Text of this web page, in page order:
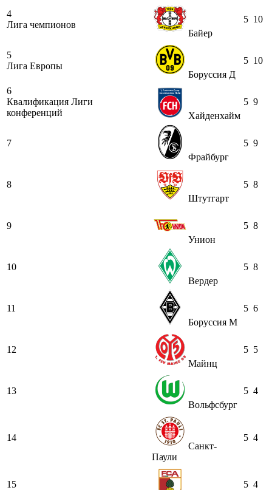
4
Лига чемпионов
Байер
5 10
5
Лига Европы
Боруссия Д
5 10
6
Квалификация Лиги
конференций
Хайденхайм
5 9
7
Фрайбург
5 9
8
Штутгарт
5 8
9
Унион
5 8
10
Вердер
5 8
11
Боруссия М
5 6
12
Майнц
5 5
13
Вольфсбург
5 4
14
Санкт-
Паули
5 4
15
5 4